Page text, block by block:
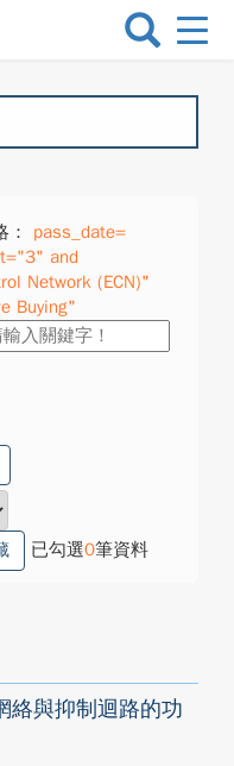
選
換
pass_date=
and
Network (ECN)"
Buying"
已勾選0筆資料
絡與抑制迴路的功